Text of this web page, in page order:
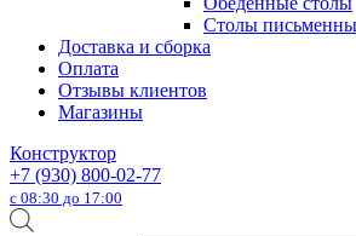
Столы
Доставка и сборка
Оплата
Отзывы клиентов
Магазины
Конструктор
+7 (930) 800-02-77
с 08:30 до 17:00